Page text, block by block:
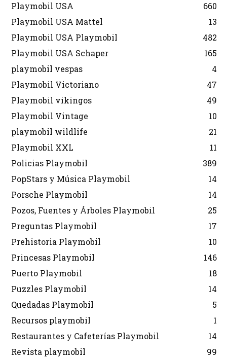
Playmobil USA
660
Playmobil USA Mattel
13
Playmobil USA Playmobil
482
Playmobil USA Schaper
165
playmobil vespas
4
Playmobil Victoriano
47
Playmobil vikingos
49
Playmobil Vintage
10
playmobil wildlife
21
Playmobil XXL
11
Policias Playmobil
389
PopStars y Música Playmobil
14
Porsche Playmobil
14
Pozos, Fuentes y Árboles Playmobil
25
Preguntas Playmobil
17
Prehistoria Playmobil
10
Princesas Playmobil
146
Puerto Playmobil
18
Puzzles Playmobil
14
Quedadas Playmobil
5
Recursos playmobil
1
Restaurantes y Cafeterías Playmobil
14
Revista playmobil
99